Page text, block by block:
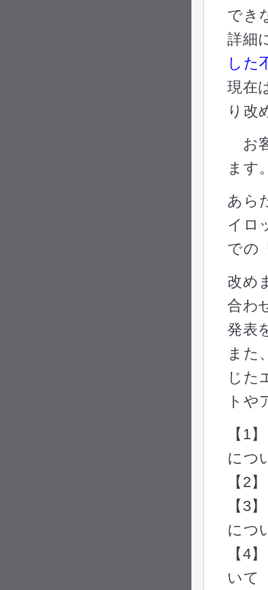
でき
詳細
した
現在
り改
お
ます
あら
イロ
での
改め
合わ
発表
また
じた
トや
【1
につ
【2
【3
につ
【4
いて